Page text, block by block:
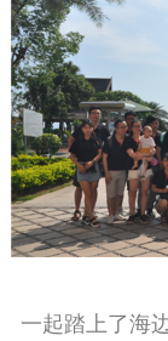
一起踏上了海